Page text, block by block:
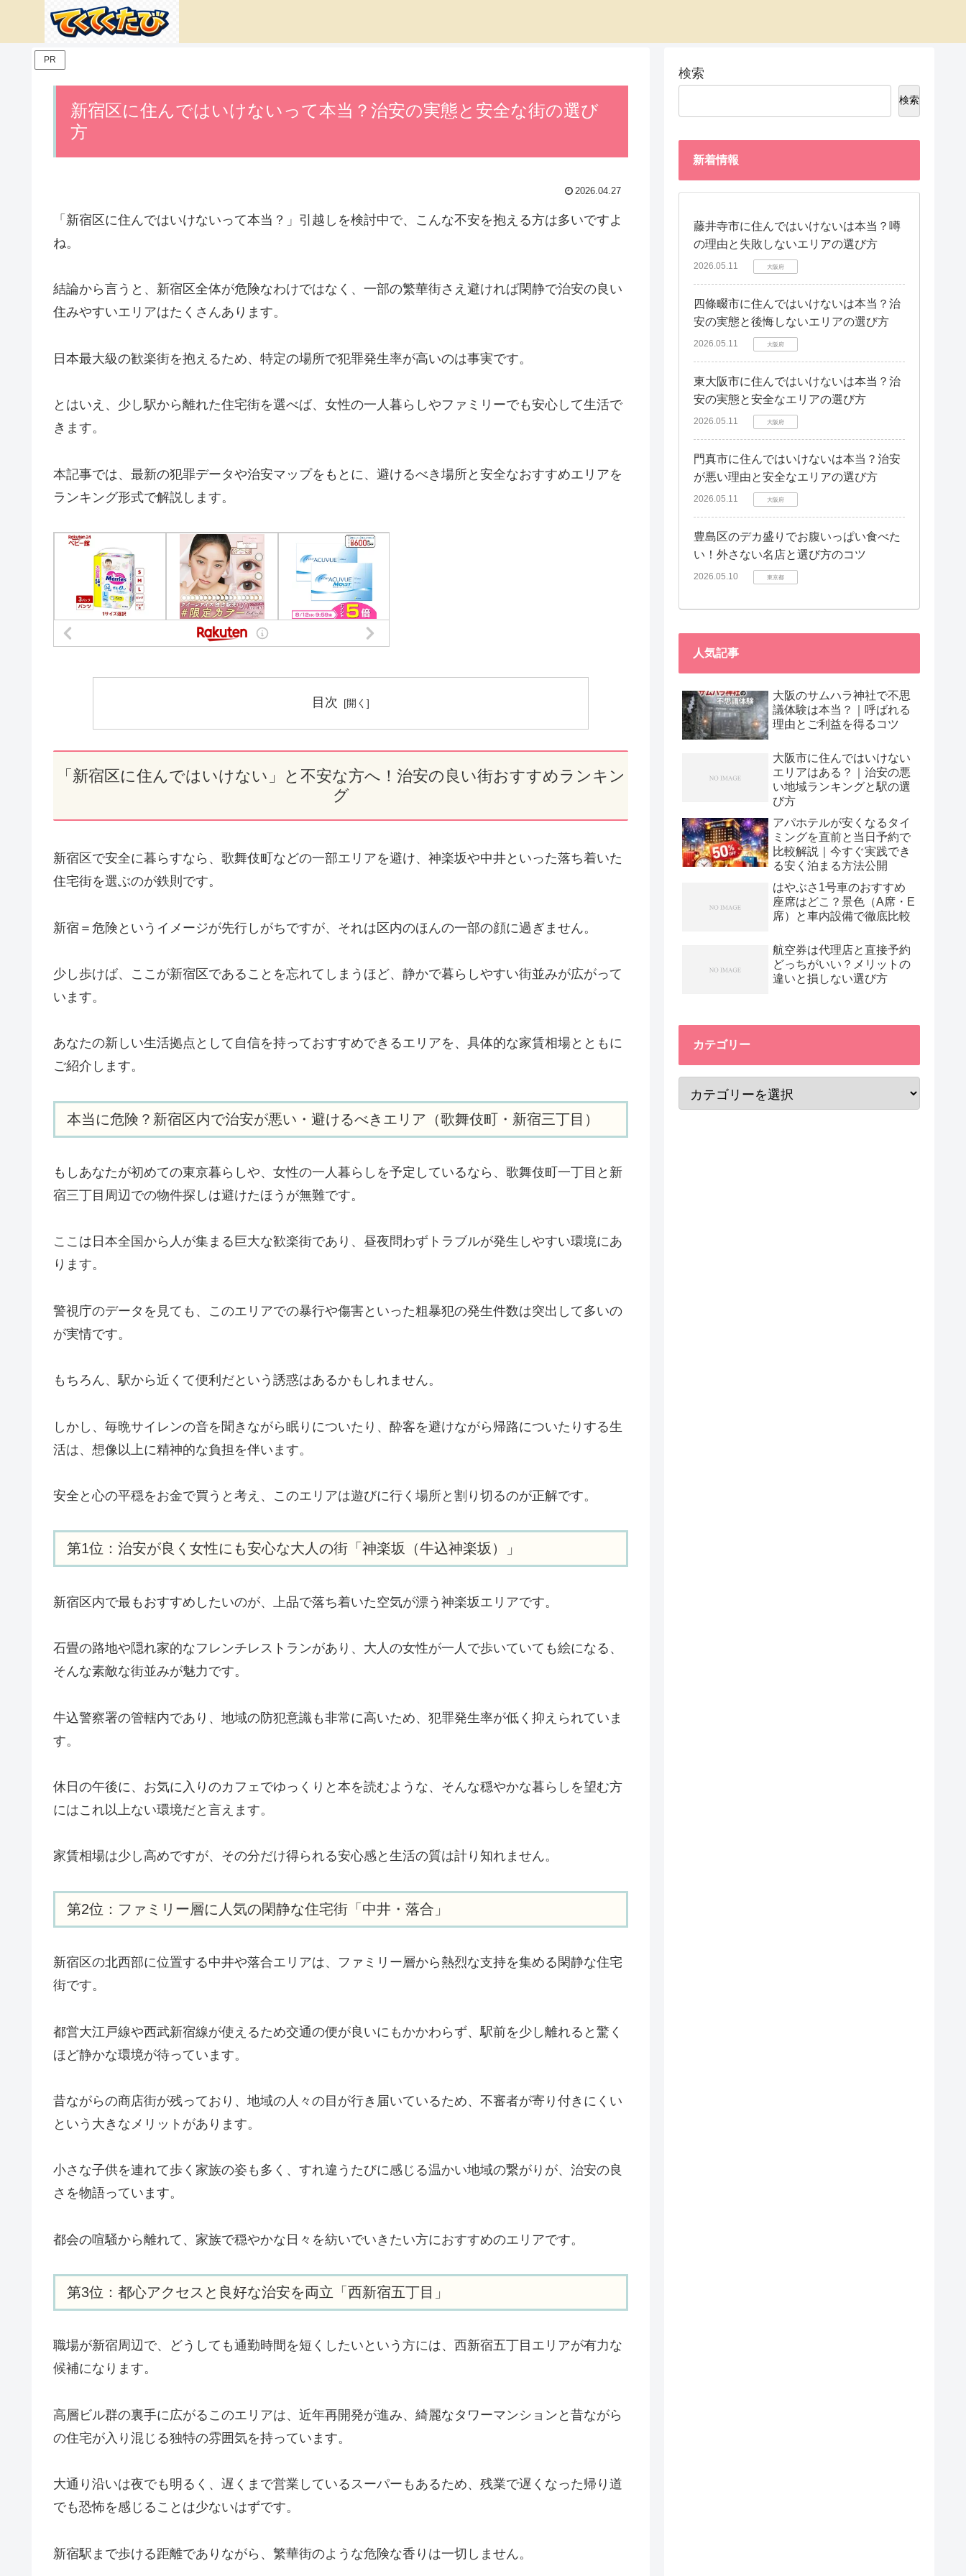
PR
新宿区に住んではいけないって本当？治安の実態と安全な街の選び
方
2026.04.27
「新宿区に住んではいけないって本当？」引越しを検討中で、こんな不安を抱える方は多いですよ
ね。
結論から言うと、新宿区全体が危険なわけではなく、一部の繁華街さえ避ければ閑静で治安の良い
住みやすいエリアはたくさんあります。
日本最大級の歓楽街を抱えるため、特定の場所で犯罪発生率が高いのは事実です。
とはいえ、少し駅から離れた住宅街を選べば、女性の一人暮らしやファミリーでも安心して生活で
きます。
本記事では、最新の犯罪データや治安マップをもとに、避けるべき場所と安全なおすすめエリアを
ランキング形式で解説します。
目次
「新宿区に住んではいけない」と不安な方へ！治安の良い街おすすめランキン
グ
新宿区で安全に暮らすなら、歌舞伎町などの一部エリアを避け、神楽坂や中井といった落ち着いた
住宅街を選ぶのが鉄則です。
新宿＝危険というイメージが先行しがちですが、それは区内のほんの一部の顔に過ぎません。
少し歩けば、ここが新宿区であることを忘れてしまうほど、静かで暮らしやすい街並みが広がって
います。
あなたの新しい生活拠点として自信を持っておすすめできるエリアを、具体的な家賃相場とともに
ご紹介します。
本当に危険？新宿区内で治安が悪い・避けるべきエリア（歌舞伎町・新宿三丁目）
もしあなたが初めての東京暮らしや、女性の一人暮らしを予定しているなら、歌舞伎町一丁目と新
宿三丁目周辺での物件探しは避けたほうが無難です。
ここは日本全国から人が集まる巨大な歓楽街であり、昼夜問わずトラブルが発生しやすい環境にあ
ります。
警視庁のデータを見ても、このエリアでの暴行や傷害といった粗暴犯の発生件数は突出して多いの
が実情です。
もちろん、駅から近くて便利だという誘惑はあるかもしれません。
しかし、毎晩サイレンの音を聞きながら眠りについたり、酔客を避けながら帰路についたりする生
活は、想像以上に精神的な負担を伴います。
安全と心の平穏をお金で買うと考え、このエリアは遊びに行く場所と割り切るのが正解です。
第1位：治安が良く女性にも安心な大人の街「神楽坂（牛込神楽坂）」
新宿区内で最もおすすめしたいのが、上品で落ち着いた空気が漂う神楽坂エリアです。
石畳の路地や隠れ家的なフレンチレストランがあり、大人の女性が一人で歩いていても絵になる、
そんな素敵な街並みが魅力です。
牛込警察署の管轄内であり、地域の防犯意識も非常に高いため、犯罪発生率が低く抑えられていま
す。
休日の午後に、お気に入りのカフェでゆっくりと本を読むような、そんな穏やかな暮らしを望む方
にはこれ以上ない環境だと言えます。
家賃相場は少し高めですが、その分だけ得られる安心感と生活の質は計り知れません。
第2位：ファミリー層に人気の閑静な住宅街「中井・落合」
新宿区の北西部に位置する中井や落合エリアは、ファミリー層から熱烈な支持を集める閑静な住宅
街です。
都営大江戸線や西武新宿線が使えるため交通の便が良いにもかかわらず、駅前を少し離れると驚く
ほど静かな環境が待っています。
昔ながらの商店街が残っており、地域の人々の目が行き届いているため、不審者が寄り付きにくい
という大きなメリットがあります。
小さな子供を連れて歩く家族の姿も多く、すれ違うたびに感じる温かい地域の繋がりが、治安の良
さを物語っています。
都会の喧騒から離れて、家族で穏やかな日々を紡いでいきたい方におすすめのエリアです。
第3位：都心アクセスと良好な治安を両立「西新宿五丁目」
職場が新宿周辺で、どうしても通勤時間を短くしたいという方には、西新宿五丁目エリアが有力な
候補になります。
高層ビル群の裏手に広がるこのエリアは、近年再開発が進み、綺麗なタワーマンションと昔ながら
の住宅が入り混じる独特の雰囲気を持っています。
大通り沿いは夜でも明るく、遅くまで営業しているスーパーもあるため、残業で遅くなった帰り道
でも恐怖を感じることは少ないはずです。
新宿駅まで歩ける距離でありながら、繁華街のような危険な香りは一切しません。
検索
検索
新着情報
藤井寺市に住んではいけないは本当？噂
の理由と失敗しないエリアの選び方
2026.05.11 大阪府
四條畷市に住んではいけないは本当？治
安の実態と後悔しないエリアの選び方
2026.05.11 大阪府
東大阪市に住んではいけないは本当？治
安の実態と安全なエリアの選び方
2026.05.11 大阪府
門真市に住んではいけないは本当？治安
が悪い理由と安全なエリアの選び方
2026.05.11 大阪府
豊島区のデカ盛りでお腹いっぱい食べた
い！外さない名店と選び方のコツ
2026.05.10 東京都
人気記事
大阪のサムハラ神社で不思
議体験は本当？｜呼ばれる
理由とご利益を得るコツ
大阪市に住んではいけない
エリアはある？｜治安の悪
い地域ランキングと駅の選
び方
アパホテルが安くなるタイ
ミングを直前と当日予約で
比較解説｜今すぐ実践でき
る安く泊まる方法公開
はやぶさ1号車のおすすめ
座席はどこ？景色（A席・E
席）と車内設備で徹底比較
航空券は代理店と直接予約
どっちがいい？メリットの
違いと損しない選び方
カテゴリー